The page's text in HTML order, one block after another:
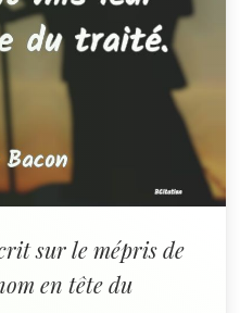
sur le mépris de
en tête du